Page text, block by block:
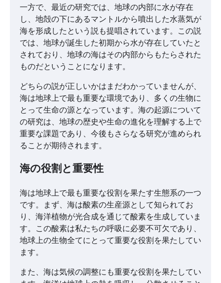
一方で、最近の研究では、地球の内部に水が存在
し、地殻の下にあるマントルから噴出した水蒸気が
海を形成したという説も提唱されています。この説
では、地球が誕生した初期から水が存在していたと
されており、地球の海はその内部からもたらされた
ものだということになります。
どちらの説が正しいかはまだわかっていませんが、
海は地球上で最も重要な環境であり、多くの生物に
とって生命の源となっています。海の起源について
の研究は、地球の歴史や生命の進化を理解する上で
重要な課題であり、今後もさらなる研究が進められ
ることが期待されます。
海の役割と重要性
海は地球上で最も重要な役割を果たす生態系の一つ
です。まず、海は酸素の生産源として知られてお
り、海洋植物が光合成を通じて酸素を生成していま
す。この酸素は私たちの呼吸に必要不可欠であり、
地球上の生物全てにとって重要な役割を果たしてい
ます。
また、海は気候の調整にも重要な役割を果たしてい